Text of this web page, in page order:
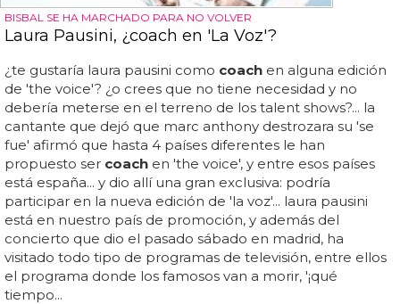
BISBAL SE HA MARCHADO PARA NO VOLVER
Laura Pausini, ¿coach en 'La Voz'?
¿te gustaría laura pausini como coach en alguna edición
de 'the voice'? ¿o crees que no tiene necesidad y no
debería meterse en el terreno de los talent shows?... la
cantante que dejó que marc anthony destrozara su 'se
fue' afirmó que hasta 4 países diferentes le han
propuesto ser coach en 'the voice', y entre esos países
está españa... y dio allí una gran exclusiva: podría
participar en la nueva edición de 'la voz'... laura pausini
está en nuestro país de promoción, y además del
concierto que dio el pasado sábado en madrid, ha
visitado todo tipo de programas de televisión, entre ellos
el programa donde los famosos van a morir, '¡qué
tiempo...